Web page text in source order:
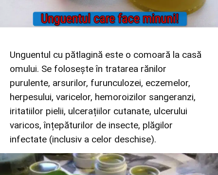
Unguentul cu pătlagină este o comoară la casă
omului. Se folosește în tratarea rănilor
purulente, arsurilor, furunculozei, eczemelor,
herpesului, varicelor, hemoroizilor sangeranzi,
iritatiilor pielii, ulcerațiilor cutanate, ulcerului
varicos, înțepăturilor de insecte, plăgilor
infectate (inclusiv a celor deschise).